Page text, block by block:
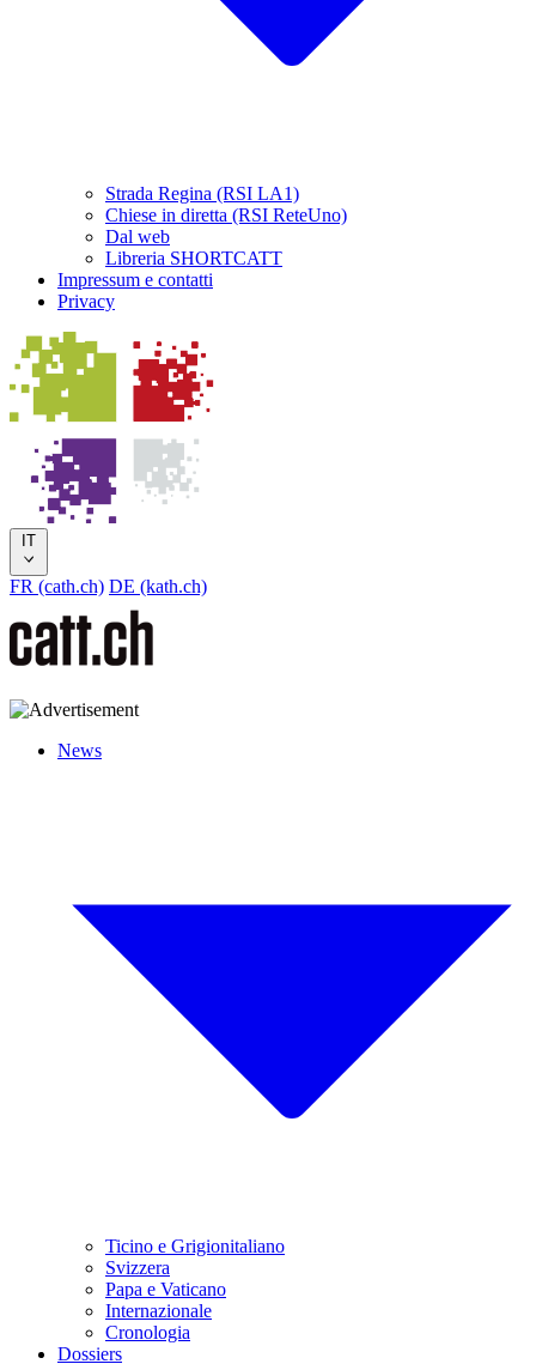
Strada Regina (RSI LA1)
Chiese in diretta (RSI ReteUno)
Dal web
Libreria SHORTCATT
Impressum e contatti
Privacy
IT
FR (cath.ch) DE (kath.ch)
News
Ticino e Grigionitaliano
Svizzera
Papa e Vaticano
Internazionale
Cronologia
Dossiers